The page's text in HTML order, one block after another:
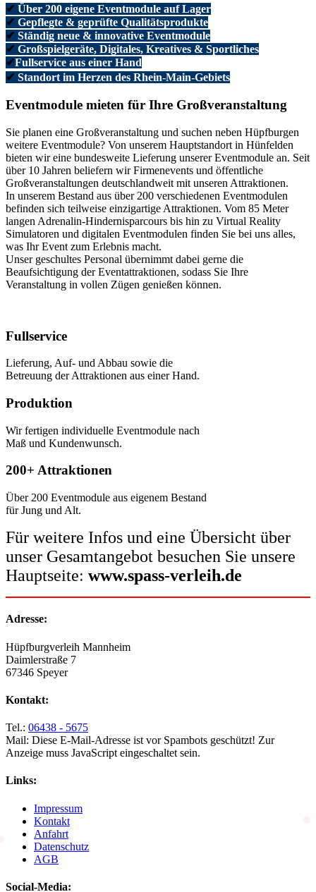
✔ Über 200 eigene Eventmodule auf Lager
✔ Gepflegte & geprüfte Qualitätsprodukte
✔ Ständig neue & innovative Eventmodule
✔ Großspielgeräte, Digitales, Kreatives & Sportliches
✔Fullservice aus einer Hand
✔ Standort im Herzen des Rhein-Main-Gebiets
Eventmodule mieten für Ihre Großveranstaltung
Sie planen eine Großveranstaltung und suchen neben Hüpfburgen
weitere Eventmodule? Von unserem Hauptstandort in Hünfelden
bieten wir eine bundesweite Lieferung unserer Eventmodule an. Seit
über 10 Jahren beliefern wir Firmenevents und öffentliche
Großveranstaltungen deutschlandweit mit unseren Attraktionen.
In unserem Bestand aus über 200 verschiedenen Eventmodulen
befinden sich teilweise einzigartige Attraktionen. Vom 85 Meter
langen Adrenalin-Hindernisparcours bis hin zu Virtual Reality
Simulatoren und digitalen Eventmodulen finden Sie bei uns alles,
was Ihr Event zum Erlebnis macht.
Unser geschultes Personal übernimmt dabei gerne die
Beaufsichtigung der Eventattraktionen, sodass Sie Ihre
Veranstaltung in vollen Zügen genießen können.
Fullservice
Lieferung, Auf- und Abbau sowie die
Betreuung der Attraktionen aus einer Hand.
Produktion
Wir fertigen individuelle Eventmodule nach
Maß und Kundenwunsch.
200+ Attraktionen
Über 200 Eventmodule aus eigenem Bestand
für Jung und Alt.
Für weitere Infos und eine Übersicht über
unser Gesamtangebot besuchen Sie unsere
Hauptseite: www.spass-verleih.de
Adresse:
Hüpfburgverleih Mannheim
Daimlerstraße 7
67346 Speyer
Kontakt:
Tel.: 06438 - 5675
Mail: Diese E-Mail-Adresse ist vor Spambots geschützt! Zur
Anzeige muss JavaScript eingeschaltet sein.
Links:
Impressum
Kontakt
Anfahrt
Datenschutz
AGB
Social-Media: